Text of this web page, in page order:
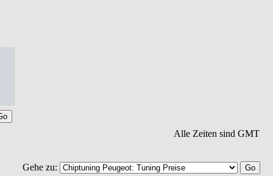
Alle Zeiten sind GMT
Gehe zu: